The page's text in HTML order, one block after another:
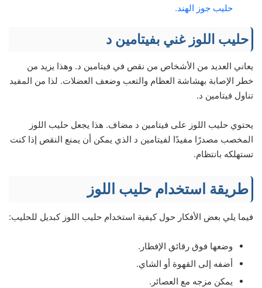
حليب جوز الهند.
حليب اللوز غني بفيتامين د
يعاني العديد من الأشخاص من نقص في فيتامين د. وهذا يزيد من
خطر الإصابة بهشاشة العظام والتعب وضعف العضلات. لذا من المفيد
تناول فيتامين د.
يحتوي حليب اللوز على فيتامين د مضاف. هذا يجعل حليب اللوز
المخصب مصدرًا مفيدًا لفيتامين د الذي يمكن أن يمنع النقص إذا كنت
تستهلكه بانتظام.
طريقة استخدام حليب اللوز
فيما يلي بعض الأفكار حول كيفية استخدام حليب اللوز كبديل للحليب:
وضعها فوق رقائق الإفطار.
أضفه إلى القهوة أو الشاي.
يمكن مزجه مع العصائر.